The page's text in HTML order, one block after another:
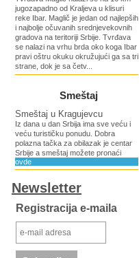
jugozapadno od Kraljeva u klisuri
reke Ibar. Maglič je jedan od najlepših
i najbolje očuvanih srednjevekovnih
gradova na teritoriji Srbije. Tvrđava
se nalazi na vrhu brda oko koga Ibar
pravi oštru okuku okružujući ga sa tri
strane, dok je sa četv...
Smeštaj
Smeštaj u Kragujevcu
Iz dana u dan Srbija ima sve veću i
veću turističku ponudu. Dobra
polazna tačka za obilazak je centar
Srbije a smeštaj možete pronaći
ovde
Newsletter
Registracija e-maila